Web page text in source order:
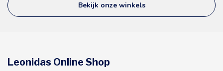
Bekijk onze winkels
Leonidas Online Shop